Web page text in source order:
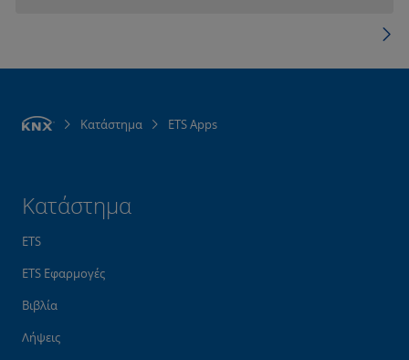
Κατάστημα ETS Apps
Κατάστημα
ETS
ETS Εφαρμογές
Βιβλία
Λήψεις